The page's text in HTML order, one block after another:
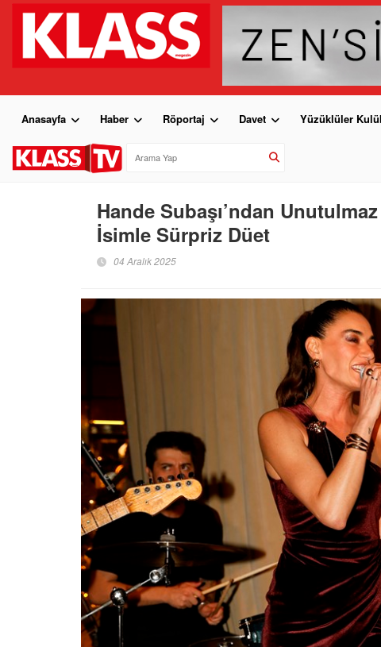
Anasayfa Haber Röportaj Davet Yüzüklüler
Hande Subaşı’ndan
İsimle Sürpriz Düet
04 Aralık 2025